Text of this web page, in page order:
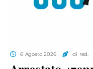
6 Agosto 2026 di red.